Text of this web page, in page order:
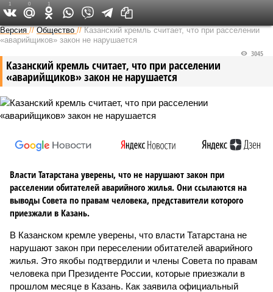
Версия в Татарстане
Версия //Общество //Казанский кремль считает, что при расселении
«аварийщиков» закон не нарушается
Казанский кремль считает, что при расселении
«аварийщиков» закон не нарушается
3045
Власти Татарстана уверены, что не нарушают закон при
расселении обитателей аварийного жилья. Они ссылаются на
выводы Совета по правам человека, представители которого
приезжали в Казань.
В Казанском кремле уверены, что власти Татарстана не
нарушают закон при переселении обитателей аварийного
жилья. Это якобы подтвердили и члены Совета по правам
человека при Президенте России, которые приезжали в
прошлом месяце в Казань. Как заявила официальный
1 0 1